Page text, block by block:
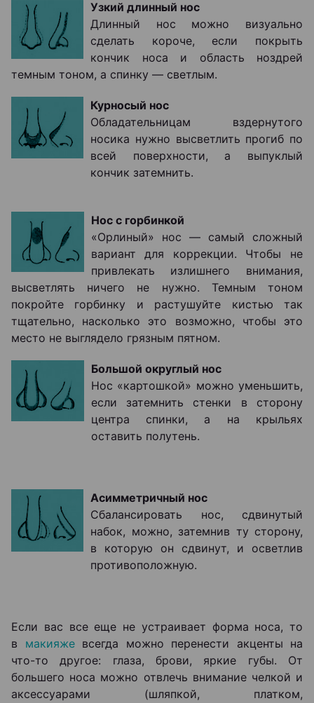
Узкий длинный нос
Длинный нос можно визуально
сделать короче, если покрыть
кончик носа и область ноздрей
темным тоном, а спинку ― светлым.
Курносый нос
Обладательницам вздернутого
носика нужно высветлить прогиб по
всей поверхности, а выпуклый
кончик затемнить.
Нос с горбинкой
«Орлиный» нос ― самый сложный
вариант для коррекции. Чтобы не
привлекать излишнего внимания,
высветлять ничего не нужно. Темным тоном
покройте горбинку и растушуйте кистью так
тщательно, насколько это возможно, чтобы это
место не выглядело грязным пятном.
Большой округлый нос
Нос «картошкой» можно уменьшить,
если затемнить стенки в сторону
центра спинки, а на крыльях
оставить полутень.
Асимметричный нос
Сбалансировать нос, сдвинутый
набок, можно, затемнив ту сторону,
в которую он сдвинут, и осветлив
противоположную.
Если вас все еще не устраивает форма носа, то
в макияжевсегда можно перенести акценты на
что-то другое: глаза, брови, яркие губы. От
большего носа можно отвлечь внимание челкой и
аксессуарами (шляпкой, платком,